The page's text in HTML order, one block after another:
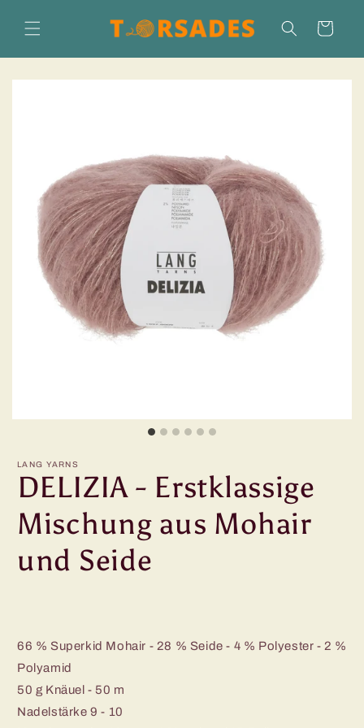
zum
Inhalt
Warenkorb
LANG YARNS
DELIZIA - Erstklassige
Mischung aus Mohair
und Seide
66 % Superkid Mohair - 28 % Seide - 4 % Polyester - 2 %
Polyamid
50 g Knäuel - 50 m
Nadelstärke 9 - 10